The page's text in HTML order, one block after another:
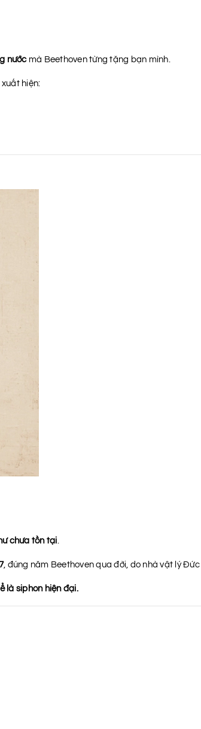
nướcmà Beethoven từng tặng bạn mình.
hiện:
chưa tồn tại.
, đúng năm Beethoven qua đời, do nhà vật lý Đức
là siphon hiện đại.